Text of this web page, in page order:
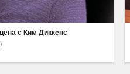
с Ким Диккенс